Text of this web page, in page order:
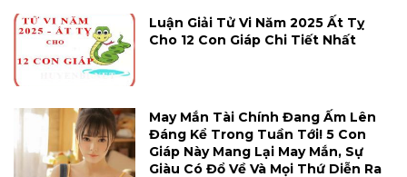
Luận Giải Tử Vi Năm 2025 Ất Tỵ
Cho 12 Con Giáp Chi Tiết Nhất
May Mắn Tài Chính Đang Ấm Lên
Đáng Kể Trong Tuần Tới! 5 Con
Giáp Này Mang Lại May Mắn, Sự
Giàu Có Đổ Về Và Mọi Thứ Diễn Ra